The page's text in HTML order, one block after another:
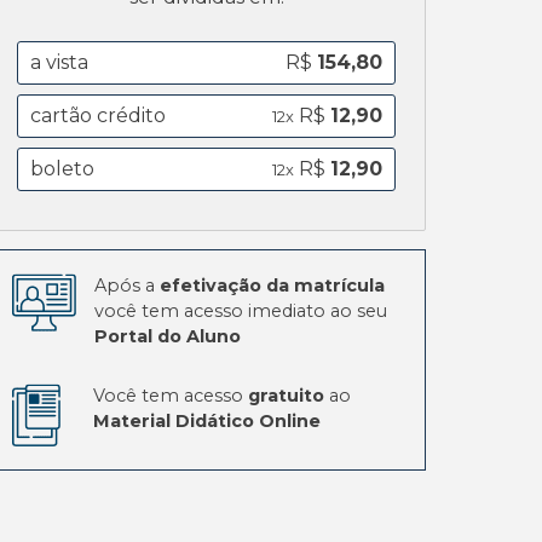
a vista R$ 154,80
cartão crédito 12xR$ 12,90
boleto 12xR$ 12,90
Após a efetivação da matrícula
você tem acesso imediato ao seu
Portal do Aluno
Você tem acesso gratuito ao
Material Didático Online